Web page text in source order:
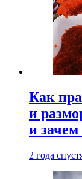
Как
и
и зачем
2 года